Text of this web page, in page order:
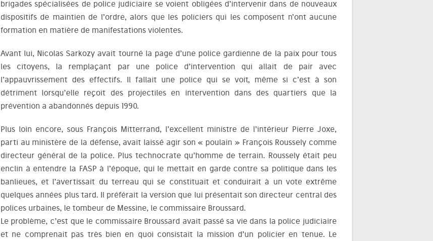
brigades spécialisées de police judiciaire se voient obligées d’intervenir dans de nouveaux
dispositifs de maintien de l’ordre, alors que les policiers qui les composent n’ont aucune
formation en matière de manifestations violentes.
Avant lui, Nicolas Sarkozy avait tourné la page d’une police gardienne de la paix pour tous
les citoyens, la remplaçant par une police d’intervention qui allait de pair avec
l’appauvrissement des effectifs. Il fallait une police qui se voit, même si c’est à son
détriment lorsqu’elle reçoit des projectiles en intervention dans des quartiers que la
prévention a abandonnés depuis 1990.
Plus loin encore, sous François Mitterrand, l’excellent ministre de l’intérieur Pierre Joxe,
parti au ministère de la défense, avait laissé agir son « poulain » François Roussely comme
directeur général de la police. Plus technocrate qu’homme de terrain. Roussely était peu
enclin à entendre la FASP à l’époque, qui le mettait en garde contre sa politique dans les
banlieues, et l’avertissait du terreau qui se constituait et conduirait à un vote extrême
quelques années plus tard. Il préférait la version que lui présentait son directeur central des
polices urbaines, le tombeur de Messine, le commissaire Broussard.
Le problème, c’est que le commissaire Broussard avait passé sa vie dans la police judiciaire
et ne comprenait pas très bien en quoi consistait la mission d’un policier en tenue. Le